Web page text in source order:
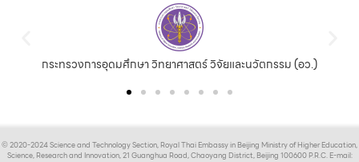
กระทรวงการอุดมศึกษา วิทยาศาสตร์ วิจัยและนวัตกรรม (อว.)
© 2020-2024 Science and Technology Section, Royal Thai Embassy in Beijing Ministry of Higher Education,
Science, Research and Innovation, 21 Guanghua Road, Chaoyang District, Beijing 100600 P.R.C. E-mail: